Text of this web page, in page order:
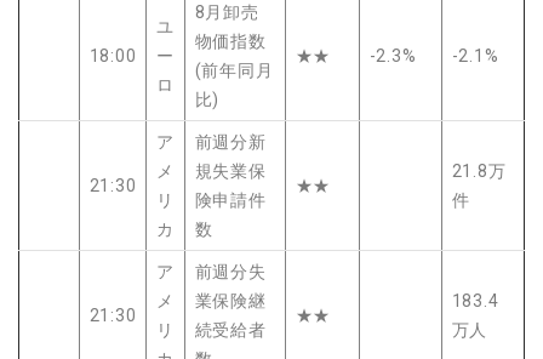
18:00
ユ
ー
ロ
8月卸売
物価指数
(前年同月
比)
★★ -2.3% -2.1%
21:30
ア
メ
リ
カ
前週分新
規失業保
険申請件
数
★★
21.8万
件
21:30
ア
メ
リ
前週分失
業保険継
続受給者
★★
183.4
万人